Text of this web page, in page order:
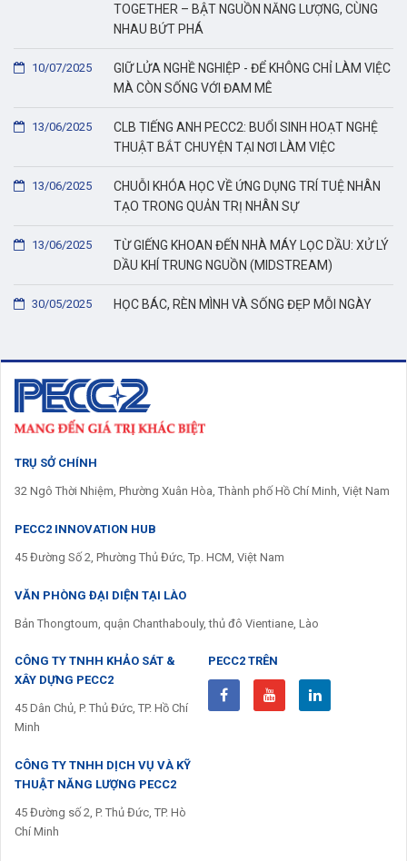
TOGETHER – BẬT NGUỒN NĂNG LƯỢNG, CÙNG
NHAU BỨT PHÁ
GIỮ LỬA NGHỀ NGHIỆP - ĐỂ KHÔNG CHỈ LÀM VIỆC
MÀ CÒN SỐNG VỚI ĐAM MÊ
10/07/2025
CLB TIẾNG ANH PECC2: BUỔI SINH HOẠT NGHỆ
THUẬT BẮT CHUYỆN TẠI NƠI LÀM VIỆC
13/06/2025
CHUỖI KHÓA HỌC VỀ ỨNG DỤNG TRÍ TUỆ NHÂN
TẠO TRONG QUẢN TRỊ NHÂN SỰ
13/06/2025
TỪ GIẾNG KHOAN ĐẾN NHÀ MÁY LỌC DẦU: XỬ LÝ
DẦU KHÍ TRUNG NGUỒN (MIDSTREAM)
13/06/2025
HỌC BÁC, RÈN MÌNH VÀ SỐNG ĐẸP MỖI NGÀY
30/05/2025
TRỤ SỞ CHÍNH
32 Ngô Thời Nhiệm, Phường Xuân Hòa, Thành phố Hồ Chí Minh, Việt Nam
PECC2 INNOVATION HUB
45 Đường Số 2, Phường Thủ Đức, Tp. HCM, Việt Nam
VĂN PHÒNG ĐẠI DIỆN TẠI LÀO
Bản Thongtoum, quận Chanthabouly, thủ đô Vientiane, Lào
CÔNG TY TNHH KHẢO SÁT &
XÂY DỰNG PECC2
45 Dân Chủ, P. Thủ Đức, TP. Hồ Chí
Minh
CÔNG TY TNHH DỊCH VỤ VÀ KỸ
THUẬT NĂNG LƯỢNG PECC2
45 Đường số 2, P. Thủ Đức, TP. Hò
Chí Minh
PECC2 TRÊN